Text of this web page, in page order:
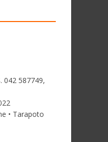
042 587749,
• Tarapoto